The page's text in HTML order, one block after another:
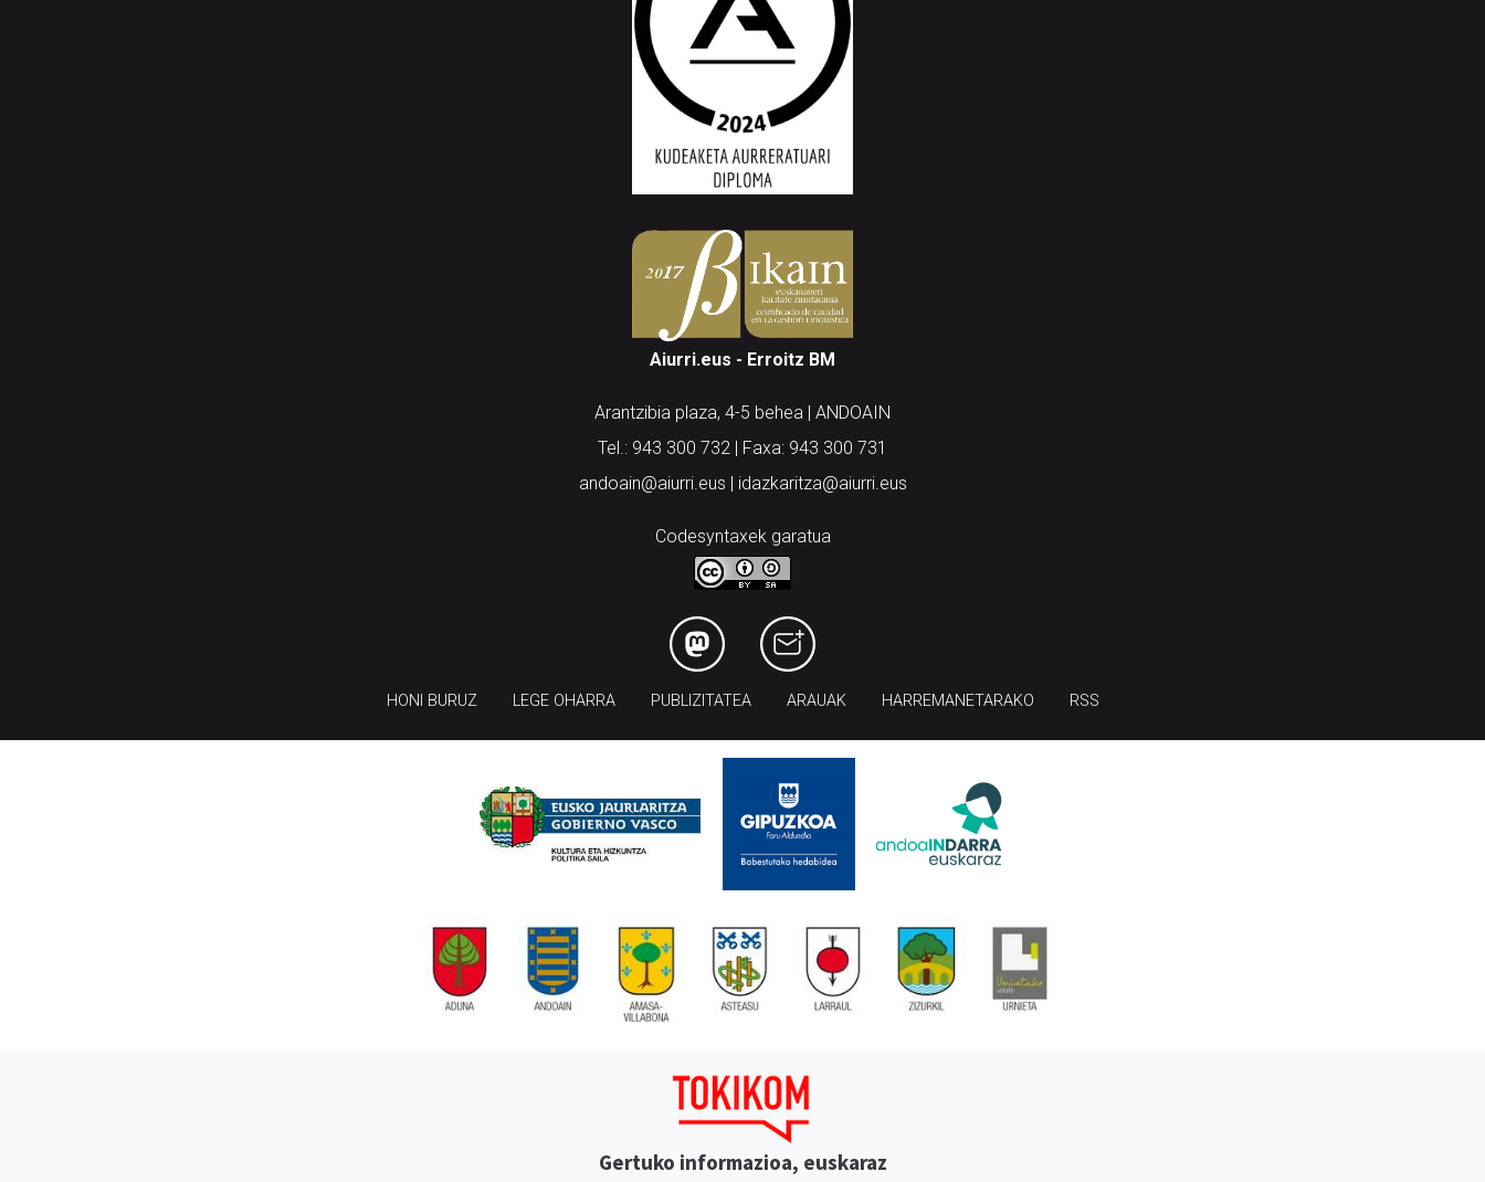
Aiurri.eus - Erroitz BM
Arantzibia plaza, 4-5 behea | ANDOAIN
Tel.: 943 300 732 | Faxa: 943 300 731
andoain@aiurri.eus | idazkaritza@aiurri.eus
Codesyntaxek garatua
HONI BURUZ LEGE OHARRA PUBLIZITATEA ARAUAK HARREMANETARAKO RSS
Gertuko informazioa, euskaraz